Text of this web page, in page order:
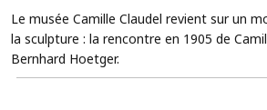
Le musée Camille Claudel revient sur un
la sculpture : la rencontre en 1905 de
Bernhard Hoetger.